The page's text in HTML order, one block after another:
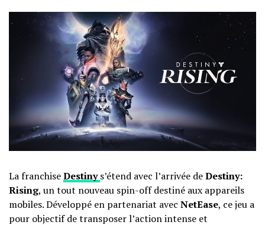
La franchiseDestiny s’étend avec l’arrivée deDestiny:
Rising, un tout nouveau spin-off destiné aux appareils
mobiles. Développé en partenariat avec NetEase, ce jeu a
pour objectif de transposer l’action intense et